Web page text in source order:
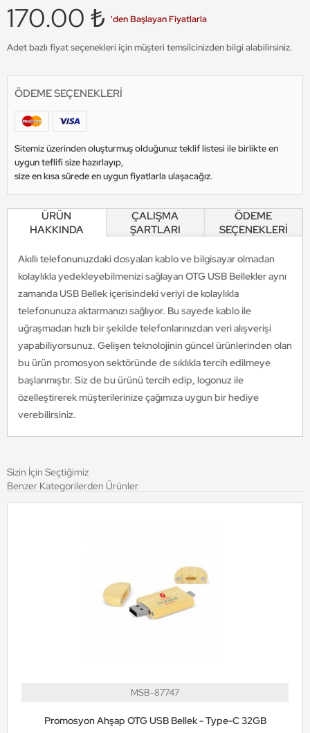
170.00 ₺ 'den Başlayan Fiyatlarla
Adet bazlı fiyat seçenekleri için müşteri temsilcinizden bilgi alabilirsiniz.
ÖDEME SEÇENEKLERI
Sitemiz üzerinden oluşturmuş olduğunuz teklif listesi ile birlikte en
uygun teflifi size hazırlayıp,
size en kısa sürede en uygun fiyatlarla ulaşacağız.
ÜRÜN
HAKKINDA
ÇALIŞMA
ŞARTLARI
ÖDEME
SEÇENEKLERİ
Akıllı telefonunuzdaki dosyaları kablo ve bilgisayar olmadan
kolaylıkla yedekleyebilmenizi sağlayan OTG USB Bellekler aynı
zamanda USB Bellek içerisindeki veriyi de kolaylıkla
telefonunuza aktarmanızı sağlıyor. Bu sayede kablo ile
uğraşmadan hızlı bir şekilde telefonlarınızdan veri alışverişi
yapabiliyorsunuz. Gelişen teknolojinin güncel ürünlerinden olan
bu ürün promosyon sektöründe de sıklıkla tercih edilmeye
başlanmıştır. Siz de bu ürünü tercih edip, logonuz ile
özelleştirerek müşterilerinize çağımıza uygun bir hediye
verebilirsiniz.
Sizin İçin Seçtiğimiz
Benzer Kategorilerden Ürünler
MSB-87747
Promosyon Ahşap OTG USB Bellek - Type-C 32GB